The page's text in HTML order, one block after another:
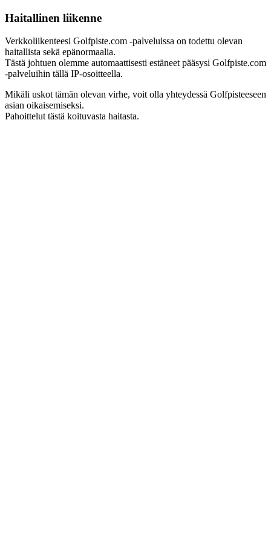
Haitallinen liikenne
Verkkoliikenteesi Golfpiste.com -palveluissa on todettu olevan
haitallista sekä epänormaalia.
Tästä johtuen olemme automaattisesti estäneet pääsysi Golfpiste.com
-palveluihin tällä IP-osoitteella.
Mikäli uskot tämän olevan virhe, voit olla yhteydessä Golfpisteeseen
asian oikaisemiseksi.
Pahoittelut tästä koituvasta haitasta.